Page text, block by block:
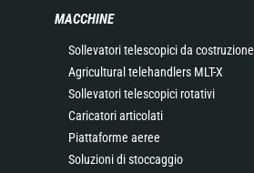
MACCHINE
Sollevatori telescopici da costruzione
Agricultural telehandlers MLT-X
Sollevatori telescopici rotativi
Caricatori articolati
Piattaforme aeree
Soluzioni di stoccaggio